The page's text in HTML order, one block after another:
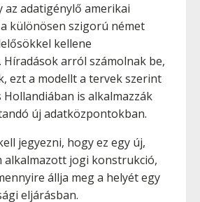
az adatigénylő amerikai
különösen szigorú német
kellene
Híradások arról számolnak be,
ezt a modellt a tervek szerint
is alkalmazzák
új adatközpontokban.
jegyezni, hogy ez egy új,
alkalmazott jogi konstrukció,
állja meg a helyét egy
eljárásban.